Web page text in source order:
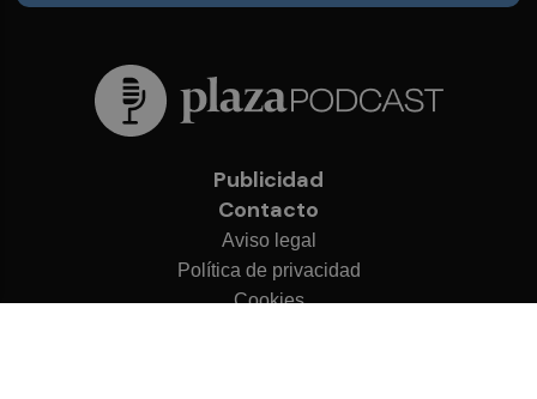
Publicidad
Contacto
Aviso legal
Política de privacidad
Cookies